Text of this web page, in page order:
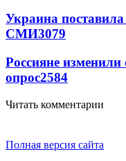
Украина
СМИ3079
Россияне
опрос2584
Читать комментарии
Полная версия сайта